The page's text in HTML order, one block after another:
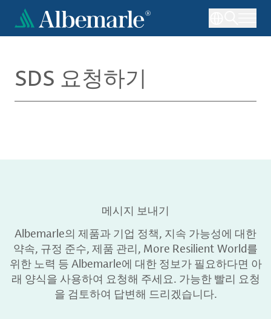
콘
SDS 요청하기
메시지 보내기
Albemarle의 제품과 기업 정책, 지속 가능성에 대한
약속, 규정 준수, 제품 관리, More Resilient World를
위한 노력 등 Albemarle에 대한 정보가 필요하다면 아
래 양식을 사용하여 요청해 주세요. 가능한 빨리 요청
을 검토하여 답변해 드리겠습니다.